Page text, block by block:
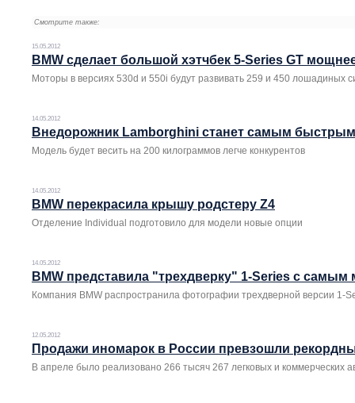
Смотрите также:
15.05.2012
BMW сделает большой хэтчбек 5-Series GT
Моторы в версиях 530d и 550i будут развивать 259 и 450 лошадиных
14.05.2012
Внедорожник Lamborghini станет самым быстрым
Модель будет весить на 200 килограммов легче конкурентов
14.05.2012
BMW перекрасила крышу родстеру Z4
Отделение Individual подготовило для модели новые опции
14.05.2012
BMW представила "трехдверку" 1-Series с
Компания BMW распространила фотографии трехдверной версии 1-
12.05.2012
Продажи иномарок в России превзошли
В апреле было реализовано 266 тысяч 267 легковых и коммерческих